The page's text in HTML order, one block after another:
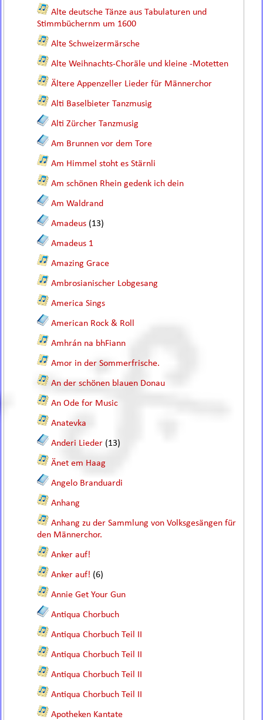
Alte deutsche Tänze aus Tabulaturen und
Stimmbüchernm um 1600
Alte Schweizermärsche
Alte Weihnachts-Choräle und kleine -Motetten
Ältere Appenzeller Lieder für Männerchor
Alti Baselbieter Tanzmusig
Alti Zürcher Tanzmusig
Am Brunnen vor dem Tore
Am Himmel stoht es Stärnli
Am schönen Rhein gedenk ich dein
Am Waldrand
Amadeus (13)
Amadeus 1
Amazing Grace
Ambrosianischer Lobgesang
America Sings
American Rock & Roll
Amhrán na bhFiann
Amor in der Sommerfrische.
An der schönen blauen Donau
An Ode for Music
Anatevka
Anderi Lieder (13)
Änet em Haag
Angelo Branduardi
Anhang
Anhang zu der Sammlung von Volksgesängen für
den Männerchor.
Anker auf!
Anker auf! (6)
Annie Get Your Gun
Antiqua Chorbuch
Antiqua Chorbuch Teil II
Antiqua Chorbuch Teil II
Antiqua Chorbuch Teil II
Antiqua Chorbuch Teil II
Apotheken Kantate